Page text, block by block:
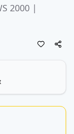
2000 |